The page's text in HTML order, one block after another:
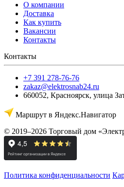
О компании
Доставка
Как купить
Вакансии
Контакты
Контакты
+7 391 278-76-76
zakaz@elektrosnab24.ru
660052, Красноярск, улица
Маршрут в Яндекс.Навигатор
© 2019–2026 Торговый дом
Политика конфиденциальности